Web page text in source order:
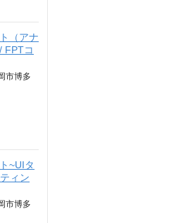
（アナ
FPTコ
市博多
~UIタ
ィン
市博多